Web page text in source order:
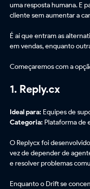
uma resposta humana. E
cliente sem aumentar a
É aí que entram as
em vendas, enquanto
Começaremos com a
1. Reply.cx
Ideal para: Equipes de
Categoria: Plataforma de
O Replycx foi
vez de depender de
e resolver problemas
Enquanto o Drift se